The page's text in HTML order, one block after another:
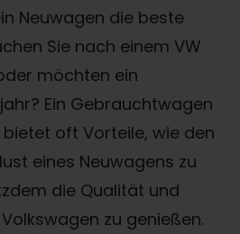
Neuwagen die beste
Sie nach einem VW
möchten ein
Ein Gebrauchtwagen
oft Vorteile, wie den
eines Neuwagens zu
die Qualität und
zu genießen.